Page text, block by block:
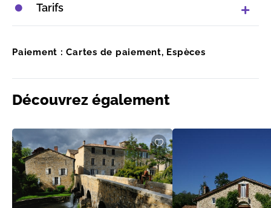
Tarifs
Paiement : Cartes de paiement, Espèces
Découvrez également